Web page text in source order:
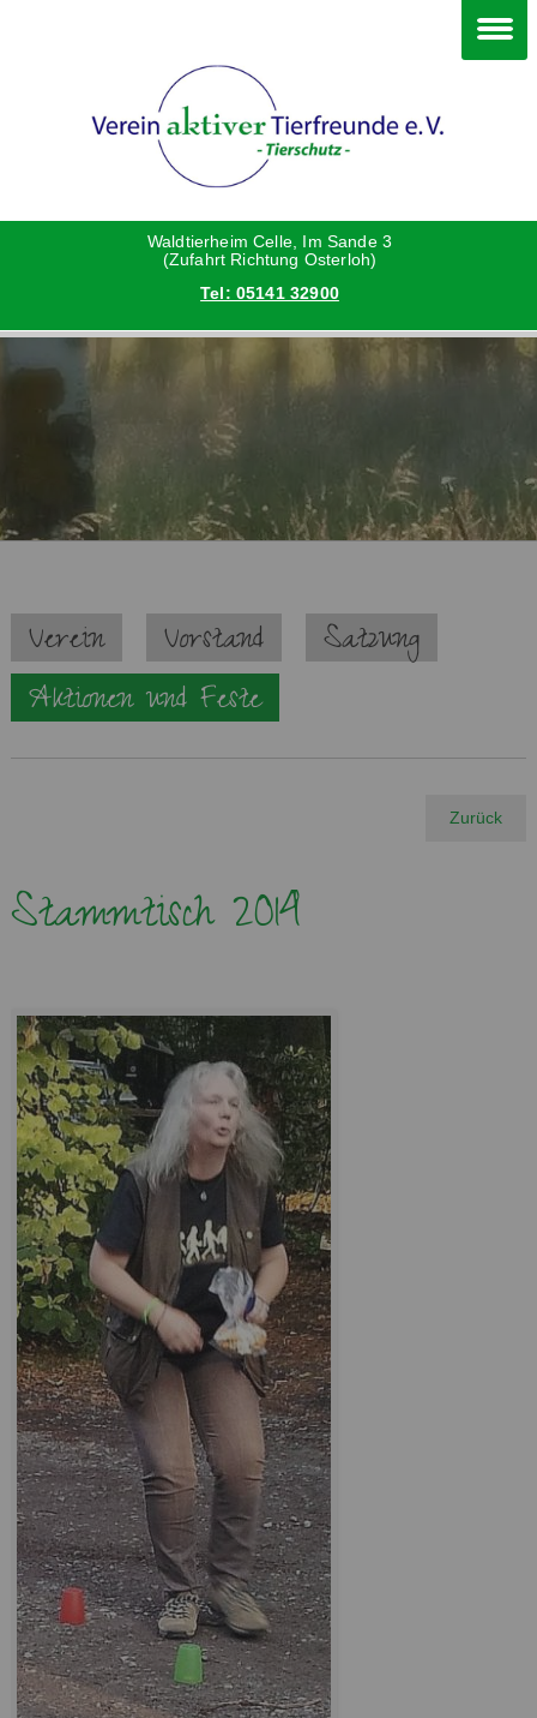
Waldtierheim Celle, Im Sande 3
(Zufahrt Richtung Osterloh)
Tel: 05141 32900
Navigation
überspringen
Verein Vorstand
Satzung
Aktionen und Feste
Zurück
Stammtisch 2014
Katzen
Vermittlungshilfe privat
Grüße vom neuen Zuhause
Hunde
Kleintiere
Danke an die Helfer